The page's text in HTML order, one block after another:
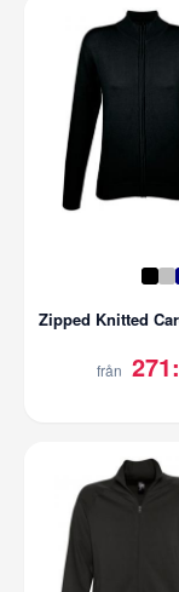
från